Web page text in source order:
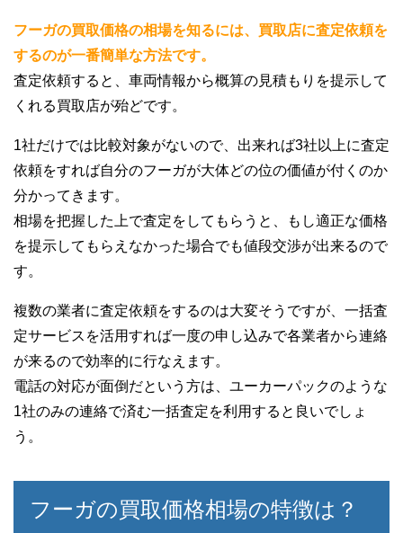
フーガの買取価格の相場を知るには、買取店に査定依頼を
するのが一番簡単な方法です。
査定依頼すると、車両情報から概算の見積もりを提示して
くれる買取店が殆どです。
1社だけでは比較対象がないので、出来れば3社以上に査定
依頼をすれば自分のフーガが大体どの位の価値が付くのか
分かってきます。
相場を把握した上で査定をしてもらうと、もし適正な価格
を提示してもらえなかった場合でも値段交渉が出来るので
す。
複数の業者に査定依頼をするのは大変そうですが、一括査
定サービスを活用すれば一度の申し込みで各業者から連絡
が来るので効率的に行なえます。
電話の対応が面倒だという方は、ユーカーパックのような
1社のみの連絡で済む一括査定を利用すると良いでしょ
う。
フーガの買取価格相場の特徴は？